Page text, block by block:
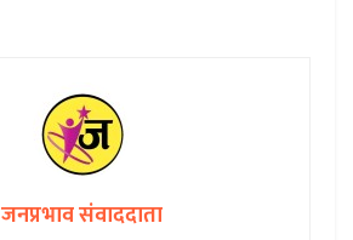
जनप्रभाव संवाददाता